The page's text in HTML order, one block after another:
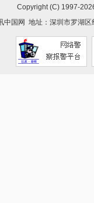
Copyright (C) 1997-
中国网 地址：深圳市罗湖